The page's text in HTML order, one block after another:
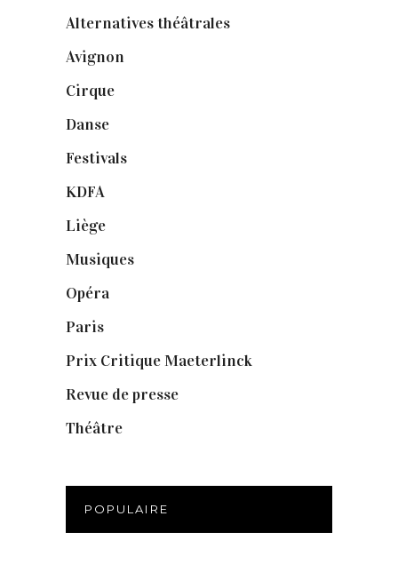
Alternatives théâtrales
Avignon
Cirque
Danse
Festivals
KDFA
Liège
Musiques
Opéra
Paris
Prix Critique Maeterlinck
Revue de presse
Théâtre
POPULAIRE